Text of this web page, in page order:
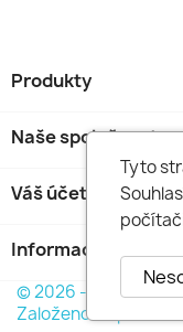
Produkty
Naše společnost
Váš účet
Informace o
© 2026 -
Založeno na
Tyto